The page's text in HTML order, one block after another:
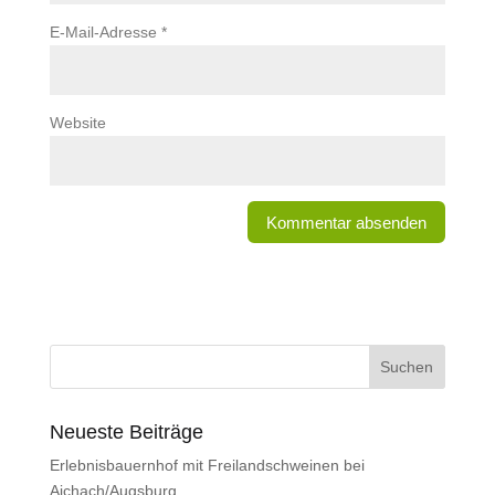
E-Mail-Adresse *
Website
Neueste Beiträge
Erlebnisbauernhof mit Freilandschweinen bei
Aichach/Augsburg